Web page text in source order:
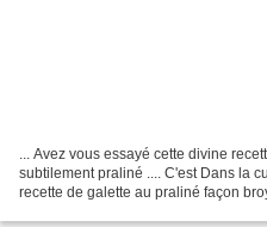
... Avez vous essayé cette divine
subtilement praliné .... C'est Dans la
recette de galette au praliné façon